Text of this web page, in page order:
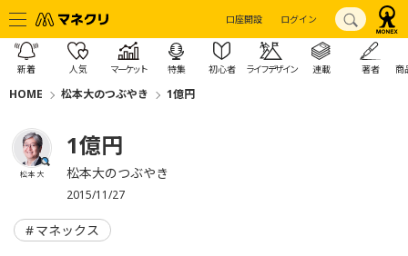
口座開設 ログイン
新着 人気 マーケット 特集 初心者 ライフデザイン 連載 著者 商
HOME 松本大のつぶやき 1億円
松本 大
1億円
松本大のつぶやき
2015/11/27
マネックス